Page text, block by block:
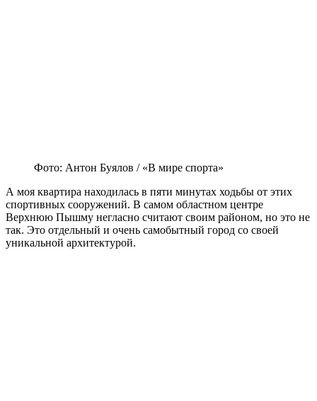
Фото: Антон Буялов / «В мире спорта»
А моя квартира находилась в пяти минутах ходьбы от этих
спортивных сооружений. В самом областном центре
Верхнюю Пышму негласно считают своим районом, но это не
так. Это отдельный и очень самобытный город со своей
уникальной архитектурой.